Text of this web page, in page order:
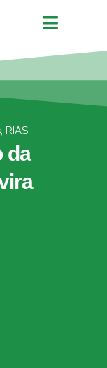
, RIAS
da